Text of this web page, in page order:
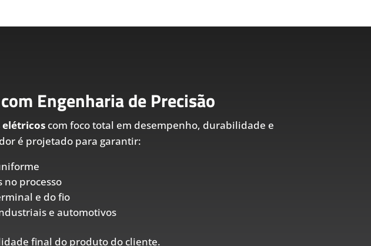
Engenharia de Precisão
com foco total em desempenho, durabilidade e
é projetado para garantir:
no processo
e do fio
e automotivos
final do produto do cliente.